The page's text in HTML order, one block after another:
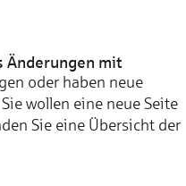
Änderungen mit
oder haben neue
wollen eine neue Seite
Sie eine Übersicht der